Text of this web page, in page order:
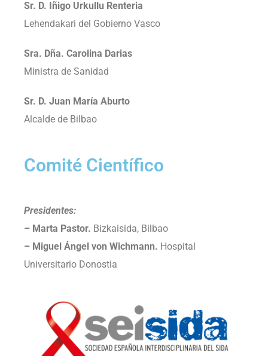
Sr. D. Iñigo Urkullu Renteria
Lehendakari del Gobierno Vasco
Sra. Dña. Carolina Darias
Ministra de Sanidad
Sr. D. Juan María Aburto
Alcalde de Bilbao
Comité Científico
Presidentes:
– Marta Pastor. Bizkaisida, Bilbao
– Miguel Ángel von Wichmann. Hospital
Universitario Donostia